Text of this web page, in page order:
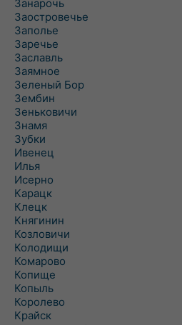
Занарочь
Заостровечье
Заполье
Заречье
Заславль
Заямное
Зеленый Бор
Зембин
Зеньковичи
Знамя
Зубки
Ивенец
Илья
Исерно
Карацк
Клецк
Княгинин
Козловичи
Колодищи
Комарово
Копище
Копыль
Королево
Крайск